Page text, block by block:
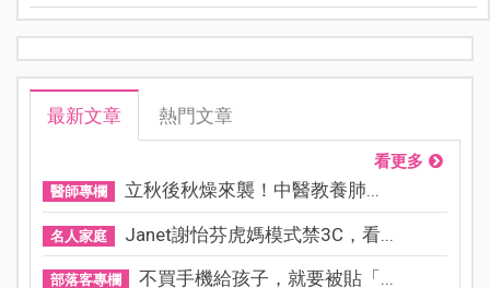
最新文章 熱門文章
看更多
醫師專欄 立秋後秋燥來襲！中醫教養肺...
名人家庭 Janet謝怡芬虎媽模式禁3C，看...
部落客專欄 不買手機給孩子，就要被貼「...